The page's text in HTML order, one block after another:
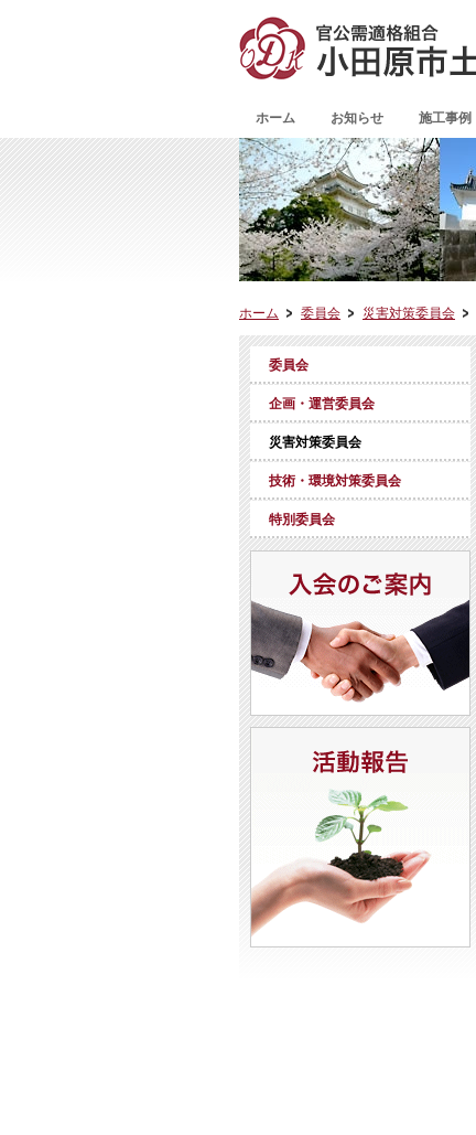
ホーム お知らせ 施工事例
ホーム 委員会 災害対策委員会
委員会
企画・運営委員会
災害対策委員会
技術・環境対策委員会
特別委員会